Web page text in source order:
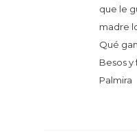
que le
madre
Qué
Besos y
Palmira